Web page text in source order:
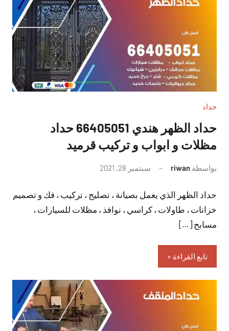
حداد
حداد الظهر هندي 66405051 حداد
مظلات و ابواب و تركيب قرميد
بواسطة riwan سبتمبر 28, 2021
تعليقات
حداد الظهر الذي يعمل بصيانة ، تصليح ، تركيب ، فك و تصميم
خزانات ، طاولات ، كراسي ، نوافذ ، مظلات للسيارات ،
مسابح […]
تابع القراءة